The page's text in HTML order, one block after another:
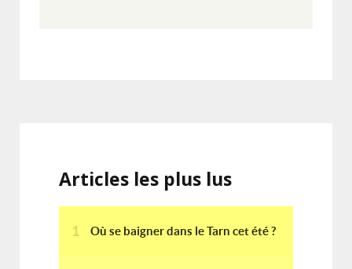
Articles les plus lus